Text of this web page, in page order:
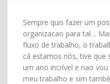
Sempre quis fazer um
organizacao para tal…
fluxo de trabalho, o
cá estamos nós, tive que
um ano incrível e nao
meu trabalho e sim